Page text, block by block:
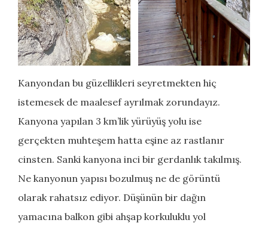
Kanyondan bu güzellikleri seyretmekten hiç
istemesek de maalesef ayrılmak zorundayız.
Kanyona yapılan 3 km’lik yürüyüş yolu ise
gerçekten muhteşem hatta eşine az rastlanır
cinsten. Sanki kanyona inci bir gerdanlık takılmış.
Ne kanyonun yapısı bozulmuş ne de görüntü
olarak rahatsız ediyor. Düşünün bir dağın
yamacına balkon gibi ahşap korkuluklu yol